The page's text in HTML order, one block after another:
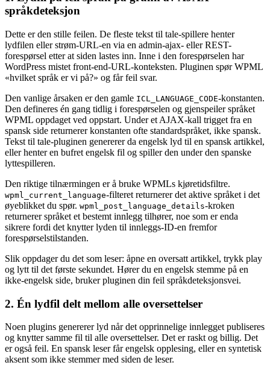
språkdeteksjon
Dette er den stille feilen. De fleste tekst til tale-spillere henter
lydfilen eller strøm-URL-en via en admin-ajax- eller REST-
forespørsel etter at siden lastes inn. Inne i den forespørselen har
WordPress mistet front-end-URL-konteksten. Pluginen spør WPML
«hvilket språk er vi på?» og får feil svar.
Den vanlige årsaken er den gamle ICL_LANGUAGE_CODE-konstanten.
Den defineres én gang tidlig i forespørselen og gjenspeiler språket
WPML oppdaget ved oppstart. Under et AJAX-kall trigget fra en
spansk side returnerer konstanten ofte standardspråket, ikke spansk.
Tekst til tale-pluginen genererer da engelsk lyd til en spansk artikkel,
eller henter en bufret engelsk fil og spiller den under den spanske
lyttespilleren.
Den riktige tilnærmingen er å bruke WPMLs kjøretidsfiltre.
wpml_current_language-filteret returnerer det aktive språket i det
øyeblikket du spør. wpml_post_language_details-kroken
returnerer språket et bestemt innlegg tilhører, noe som er enda
sikrere fordi det knytter lyden til innleggs-ID-en fremfor
forespørselstilstanden.
Slik oppdager du det som leser: åpne en oversatt artikkel, trykk play
og lytt til det første sekundet. Hører du en engelsk stemme på en
ikke-engelsk side, bruker pluginen din feil språkdeteksjonsvei.
2. Én lydfil delt mellom alle oversettelser
Noen plugins genererer lyd når det opprinnelige innlegget publiseres
og knytter samme fil til alle oversettelser. Det er raskt og billig. Det
er også feil. En spansk leser får engelsk opplesing, eller en syntetisk
aksent som ikke stemmer med siden de leser.